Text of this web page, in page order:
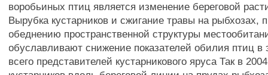
воробьиных птиц является изменение береговой
Вырубка кустарников и сжигание травы на рыбхозах,
обеднению пространственной структуры
обуславливают снижение показателей обилия птиц в
всего представителей кустарникового яруса Так в